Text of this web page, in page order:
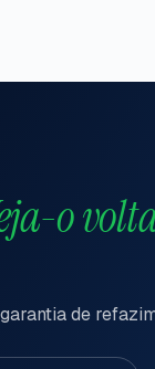
o
de